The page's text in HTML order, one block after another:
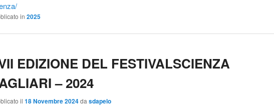
in 2025
EDIZIONE DEL FESTIVALSCIENZA
– 2024
il 18 Novembre 2024da sdapelo